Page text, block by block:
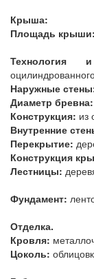
Крыша:
Площадь крыши:
Технология
Наружные
Диаметр бревна:
Конструкция: из
Внутренние
Перекрытие:
Конструкция
Лестницы:
Фундамент:
Отделка.
Кровля:
Цоколь: